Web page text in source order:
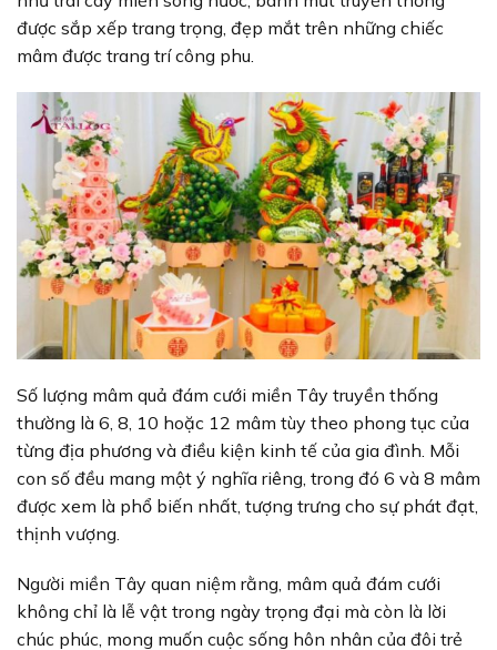
được sắp xếp trang trọng, đẹp mắt trên những chiếc
mâm được trang trí công phu.
Số lượng mâm quả đám cưới miền Tây truyền thống
thường là 6, 8, 10 hoặc 12 mâm tùy theo phong tục của
từng địa phương và điều kiện kinh tế của gia đình. Mỗi
con số đều mang một ý nghĩa riêng, trong đó 6 và 8 mâm
được xem là phổ biến nhất, tượng trưng cho sự phát đạt,
thịnh vượng.
Người miền Tây quan niệm rằng, mâm quả đám cưới
không chỉ là lễ vật trong ngày trọng đại mà còn là lời
chúc phúc, mong muốn cuộc sống hôn nhân của đôi trẻ